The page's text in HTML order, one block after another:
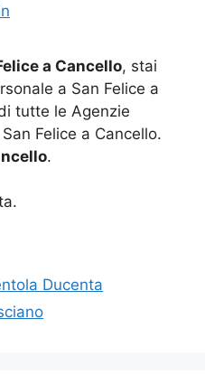
a Cancello, stai
a San Felice a
tutte le Agenzie
Felice a Cancello.
.
Ducenta